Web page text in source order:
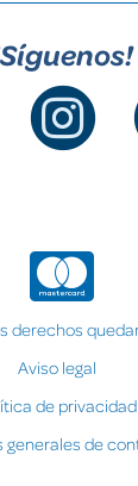
derechos
Aviso legal
de privacidad
generales de